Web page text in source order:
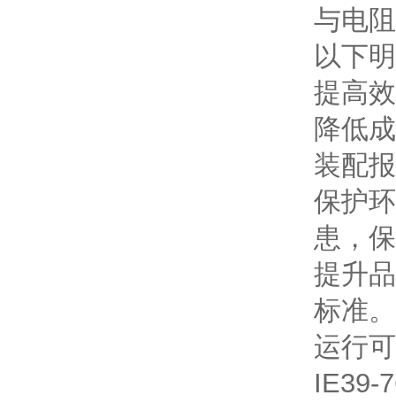
与电
以下
提高
降低
装配
保护
患，
提升
标准。
运行
IE39-